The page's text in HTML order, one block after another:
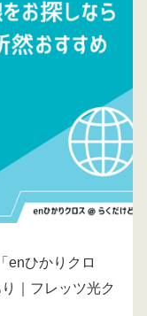
enひかりクロ
｜フレッツ光ク